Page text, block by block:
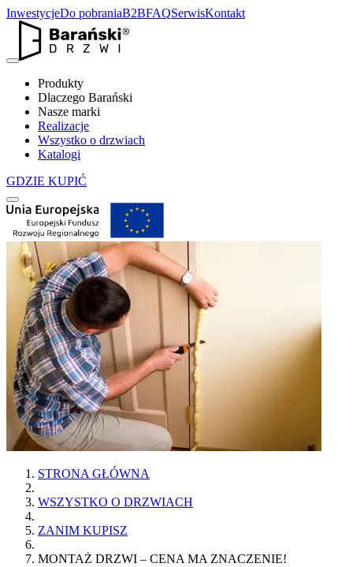
InwestycjeDo pobraniaB2BFAQSerwisKontakt
Produkty
Dlaczego Barański
Nasze marki
Realizacje
Wszystko o drzwiach
Katalogi
GDZIE KUPIĆ
STRONA GŁÓWNA
WSZYSTKO O DRZWIACH
ZANIM KUPISZ
MONTAŻ DRZWI – CENA MA ZNACZENIE!